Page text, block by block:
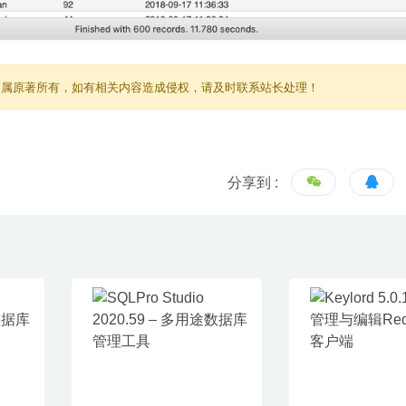
原著所有，如有相关内容造成侵权，请及时联系站长处理！
分享到 :